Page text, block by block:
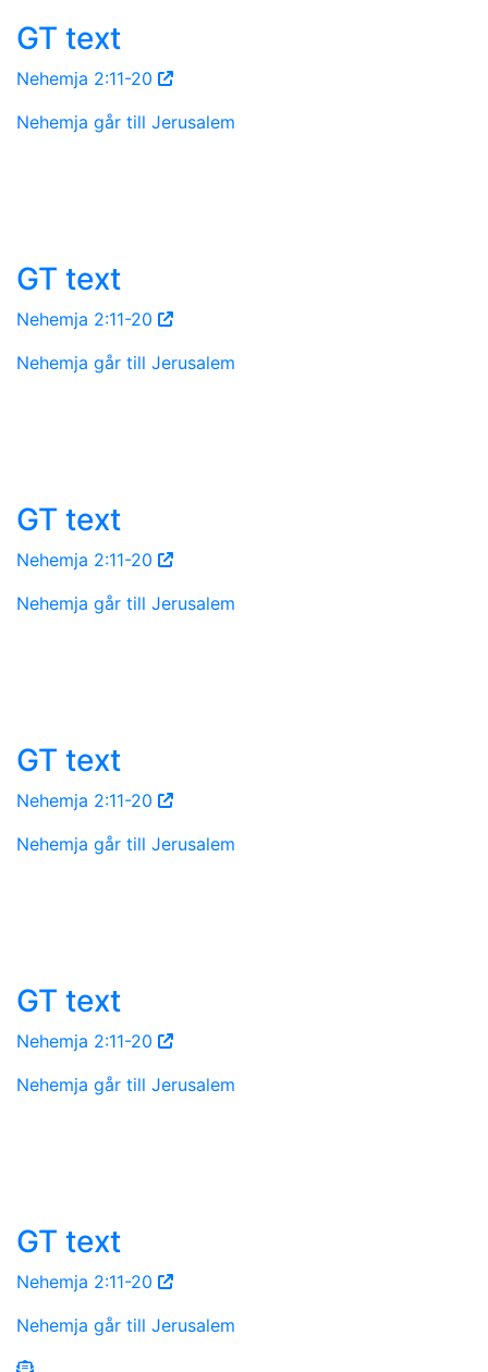
GT text
Nehemja 2:11-20
Nehemja går till Jerusalem
GT text
Nehemja 2:11-20
Nehemja går till Jerusalem
GT text
Nehemja 2:11-20
Nehemja går till Jerusalem
GT text
Nehemja 2:11-20
Nehemja går till Jerusalem
GT text
Nehemja 2:11-20
Nehemja går till Jerusalem
GT text
Nehemja 2:11-20
Nehemja går till Jerusalem